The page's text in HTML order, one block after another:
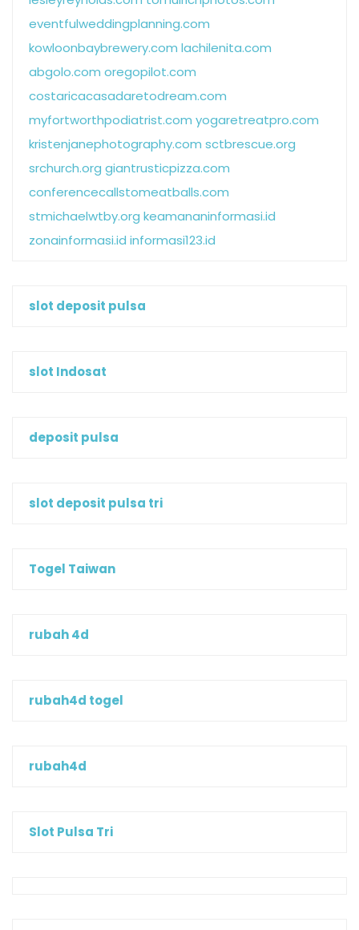
eventfulweddingplanning.com
kowloonbaybrewery.com lachilenita.com
abgolo.com oregopilot.com
costaricacasadaretodream.com
myfortworthpodiatrist.com yogaretreatpro.com
kristenjanephotography.com sctbrescue.org
srchurch.org giantrusticpizza.com
conferencecallstomeatballs.com
stmichaelwtby.org keamananinformasi.id
zonainformasi.id informasi123.id
slot deposit pulsa
slot Indosat
deposit pulsa
slot deposit pulsa tri
Togel Taiwan
rubah 4d
rubah4d togel
rubah4d
Slot Pulsa Tri